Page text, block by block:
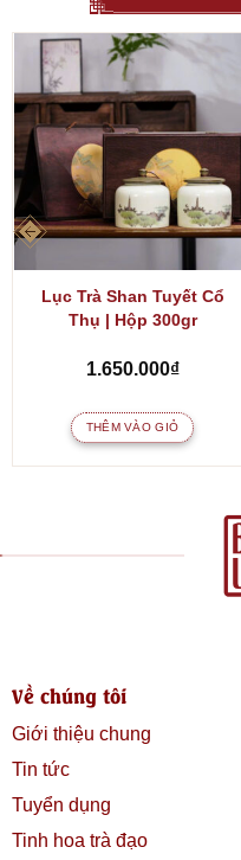
Lục Trà Shan Tuyết Cổ
Thụ | Hộp 300gr
1.650.000₫
THÊM VÀO GIỎ
Về chúng tôi
Giới thiệu chung
Tin tức
Tuyển dụng
Tinh hoa trà đạo